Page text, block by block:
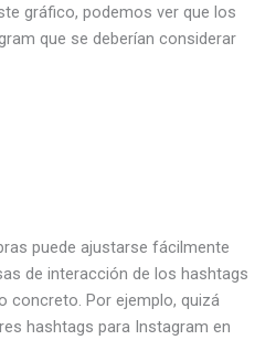
gráfico, podemos ver que los
que se deberían considerar
puede ajustarse fácilmente
de interacción de los hashtags
concreto. Por ejemplo, quizá
hashtags para Instagram en